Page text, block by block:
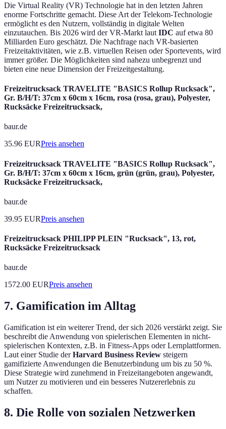
Die Virtual Reality (VR) Technologie hat in den letzten Jahren
enorme Fortschritte gemacht. Diese Art der Telekom-Technologie
ermöglicht es den Nutzern, vollständig in digitale Welten
einzutauchen. Bis 2026 wird der VR-Markt laut IDC auf etwa 80
Milliarden Euro geschätzt. Die Nachfrage nach VR-basierten
Freizeitaktivitäten, wie z.B. virtuellen Reisen oder Sportevents, wird
immer größer. Die Möglichkeiten sind nahezu unbegrenzt und
bieten eine neue Dimension der Freizeitgestaltung.
Freizeitrucksack TRAVELITE "BASICS Rollup Rucksack",
Gr. B/H/T: 37cm x 60cm x 16cm, rosa (rosa, grau), Polyester,
Rucksäcke Freizeitrucksack,
baur.de
35.96 EURPreis ansehen
Freizeitrucksack TRAVELITE "BASICS Rollup Rucksack",
Gr. B/H/T: 37cm x 60cm x 16cm, grün (grün, grau), Polyester,
Rucksäcke Freizeitrucksack,
baur.de
39.95 EURPreis ansehen
Freizeitrucksack PHILIPP PLEIN "Rucksack", 13, rot,
Rucksäcke Freizeitrucksack
baur.de
1572.00 EURPreis ansehen
7. Gamification im Alltag
Gamification ist ein weiterer Trend, der sich 2026 verstärkt zeigt. Sie
beschreibt die Anwendung von spielerischen Elementen in nicht-
spielerischen Kontexten, z.B. in Fitness-Apps oder Lernplattformen.
Laut einer Studie derHarvard Business Review steigern
gamifizierte Anwendungen die Benutzerbindung um bis zu 50 %.
Diese Strategie wird zunehmend in Freizeitangeboten angewandt,
um Nutzer zu motivieren und ein besseres Nutzererlebnis zu
schaffen.
8. Die Rolle von sozialen Netzwerken